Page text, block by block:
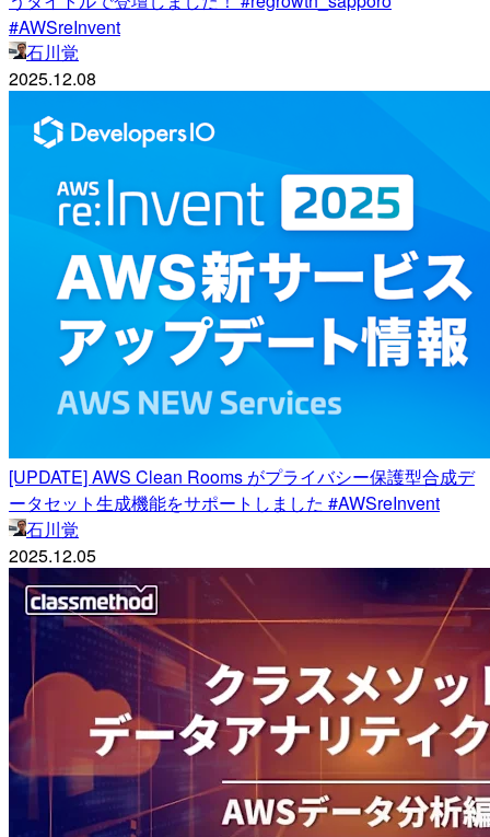
#AWSreInvent
石川覚
2025.12.08
[UPDATE] AWS Clean Rooms がプライバシー保護型合成デ
ータセット生成機能をサポートしました #AWSreInvent
石川覚
2025.12.05